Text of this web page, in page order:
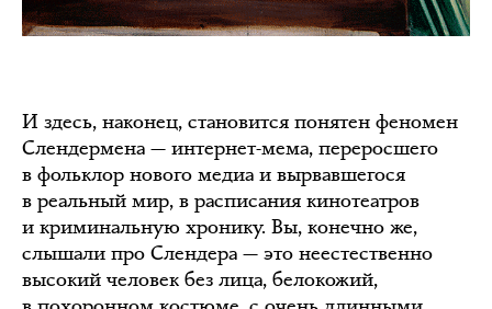
И здесь, наконец, становится понятен феномен
Слендермена — интернет-мема, переросшего
в фольклор нового медиа и вырвавшегося
в реальный мир, в расписания кинотеатров
и криминальную хронику. Вы, конечно же,
слышали про Слендера — это неестественно
высокий человек без лица, белокожий,